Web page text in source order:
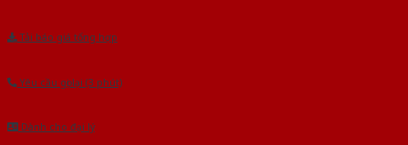
Tải báo giá tổng hợp
Yêu cầu gọi lại (3 phút)
Dành cho đại lý